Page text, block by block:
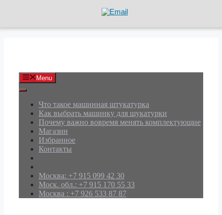
Menu
Что такое машинная штукатурка
Как выбрать машинку для шукатурки
Почему важно вовремя менять комплектующие
Магазин
Избранное
Контакты
Москва: +7 915 099 42 30
Моск. обл.: +7 915 170 55 33
Москва : +7 926 533 87 87